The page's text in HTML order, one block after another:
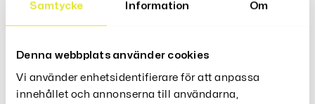
Samtycke Information Om
Denna webbplats använder cookies
Vi använder enhetsidentifierare för att anpassa
innehållet och annonserna till användarna,
Relaterade Produkter